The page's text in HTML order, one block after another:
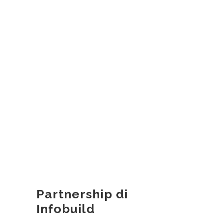
Partnership di
Infobuild